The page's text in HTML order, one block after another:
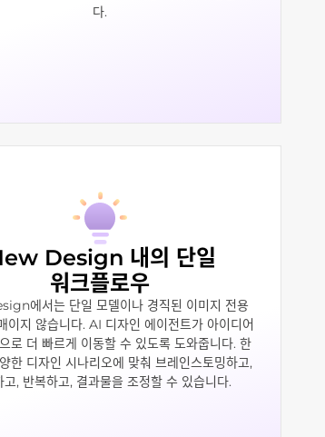
다.
Design 내의 단일
워크플로우
에서는 단일 모델이나 경직된 이미지 전용
이지 않습니다. AI 디자인 에이전트가 아이디어
로 더 빠르게 이동할 수 있도록 도와줍니다. 한
한 디자인 시나리오에 맞춰 브레인스토밍하고,
고, 반복하고, 결과물을 조정할 수 있습니다.